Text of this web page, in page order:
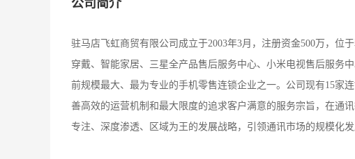
公司简介
驻马店飞虹商贸有限公司成立于2003年3月，注册资金500万，位
穿戴、智能家居、三星全产品售后服务中心、小米电视售后服务
前规模最大、最为专业的手机零售连锁企业之一。公司现有15家
善高效的运营机制和最大限度的追求客户满意的服务宗旨，在通
专注、深度渗透、区域为王的发展战略，引领通讯市场的规模化